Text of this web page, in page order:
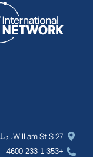
27 William St S، دبلن 2، D02 RP86، أيرلندا
+353 1 233 4600